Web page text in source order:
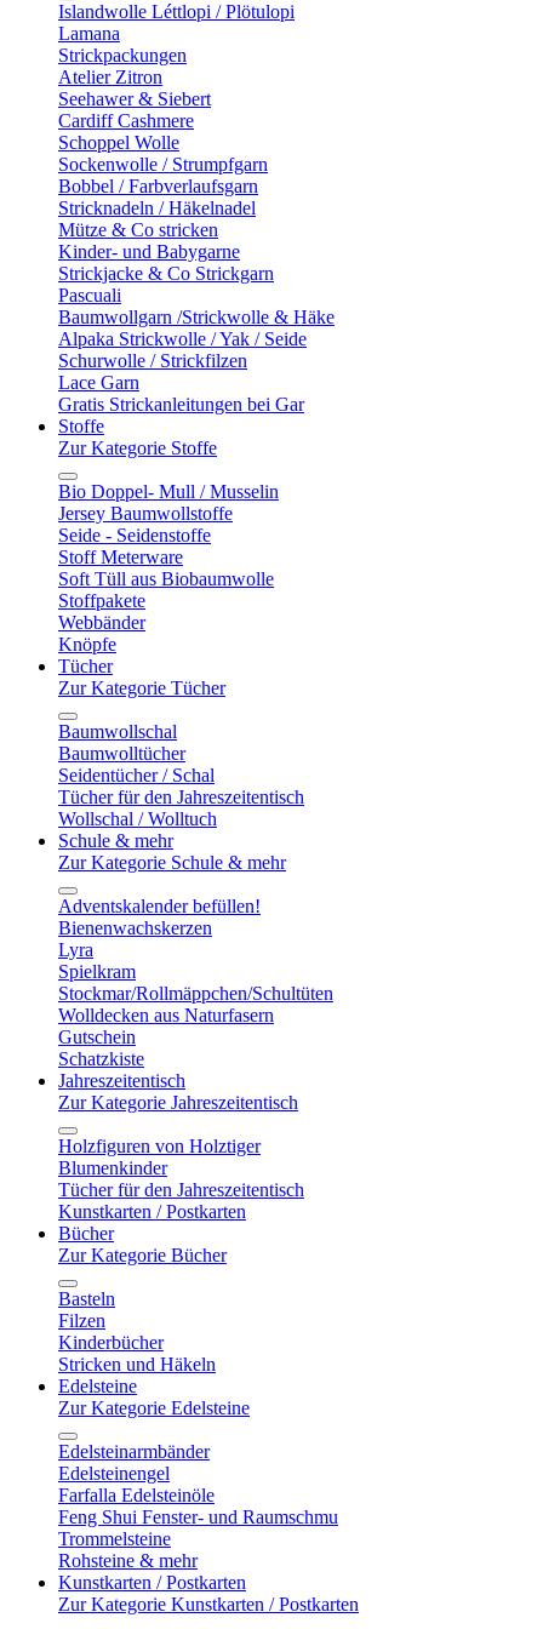
Islandwolle Léttlopi / Plötulopi
Lamana
Strickpackungen
Atelier Zitron
Seehawer & Siebert
Cardiff Cashmere
Schoppel Wolle
Sockenwolle / Strumpfgarn
Bobbel / Farbverlaufsgarn
Stricknadeln / Häkelnadel
Mütze & Co stricken
Kinder- und Babygarne
Strickjacke & Co Strickgarn
Pascuali
Baumwollgarn /Strickwolle & Häke
Alpaka Strickwolle / Yak / Seide
Schurwolle / Strickfilzen
Lace Garn
Gratis Strickanleitungen bei Gar
Stoffe
Zur Kategorie Stoffe
Bio Doppel- Mull / Musselin
Jersey Baumwollstoffe
Seide - Seidenstoffe
Stoff Meterware
Soft Tüll aus Biobaumwolle
Stoffpakete
Webbänder
Knöpfe
Tücher
Zur Kategorie Tücher
Baumwollschal
Baumwolltücher
Seidentücher / Schal
Tücher für den Jahreszeitentisch
Wollschal / Wolltuch
Schule & mehr
Zur Kategorie Schule & mehr
Adventskalender befüllen!
Bienenwachskerzen
Lyra
Spielkram
Stockmar/Rollmäppchen/Schultüten
Wolldecken aus Naturfasern
Gutschein
Schatzkiste
Jahreszeitentisch
Zur Kategorie Jahreszeitentisch
Holzfiguren von Holztiger
Blumenkinder
Tücher für den Jahreszeitentisch
Kunstkarten / Postkarten
Bücher
Zur Kategorie Bücher
Basteln
Filzen
Kinderbücher
Stricken und Häkeln
Edelsteine
Zur Kategorie Edelsteine
Edelsteinarmbänder
Edelsteinengel
Farfalla Edelsteinöle
Feng Shui Fenster- und Raumschmu
Trommelsteine
Rohsteine & mehr
Kunstkarten / Postkarten
Zur Kategorie Kunstkarten / Postkarten